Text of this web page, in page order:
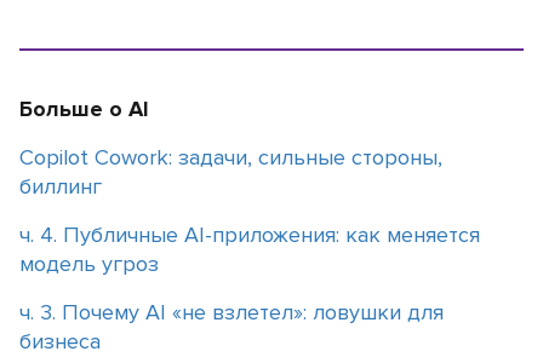
Больше о AI
Copilot Cowork: задачи, сильные стороны,
биллинг
ч. 4. Публичные AI-приложения: как меняется
модель угроз
ч. 3. Почему АІ «не взлетел»: ловушки для
бизнеса